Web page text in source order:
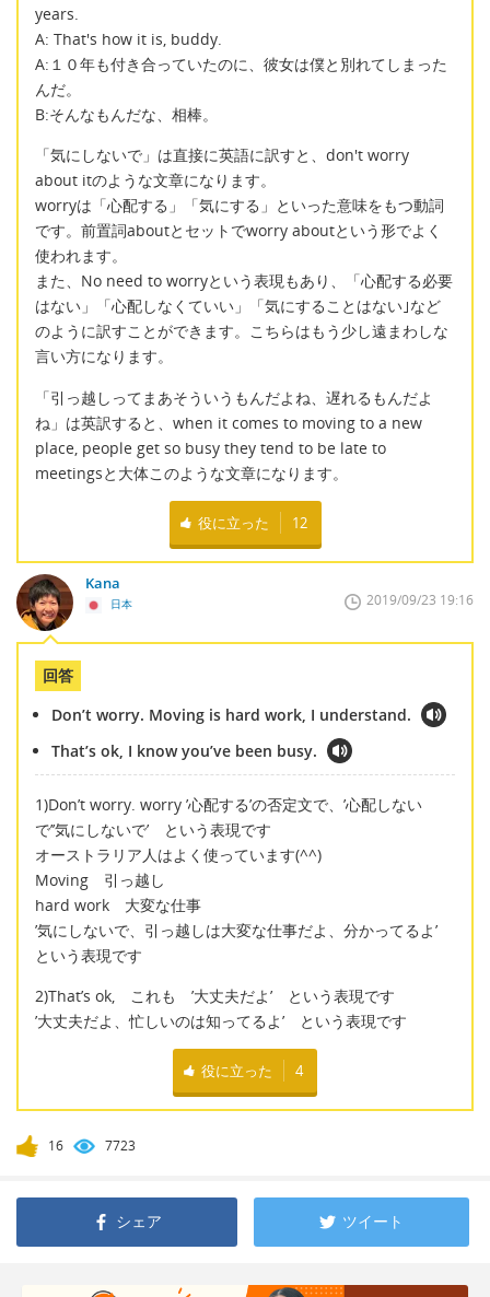
years.
A: That's how it is, buddy.
A:１０年も付き合っていたのに、彼女は僕と別れてしまった
んだ。
B:そんなもんだな、相棒。
「気にしないで」は直接に英語に訳すと、don't worry
about itのような文章になります。
worryは「心配する」「気にする」といった意味をもつ動詞
です。前置詞aboutとセットでworry aboutという形でよく
使われます。
また、No need to worryという表現もあり、「心配する必要
はない」「心配しなくていい」「気にすることはない｣など
のように訳すことができます。こちらはもう少し遠まわしな
言い方になります。
「引っ越しってまあそういうもんだよね、遅れるもんだよ
ね」は英訳すると、when it comes to moving to a new
place, people get so busy they tend to be late to
meetingsと大体このような文章になります。
役に立った 12
Kana
日本 2019/09/23 19:16
回答
Don’t worry. Moving is hard work, I understand.
That’s ok, I know you’ve been busy.
1)Don’t worry. worry ’心配する’の否定文で、’心配しない
で’’気にしないで’ という表現です
オーストラリア人はよく使っています(^^)
Moving 引っ越し
hard work 大変な仕事
’気にしないで、引っ越しは大変な仕事だよ、分かってるよ’
という表現です
2)That’s ok, これも ’大丈夫だよ’ という表現です
’大丈夫だよ、忙しいのは知ってるよ’ という表現です
役に立った 4
16 7723
シェア ツイート